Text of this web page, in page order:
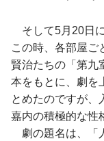
そして5月20日
この時、各部屋ご
賢治たちの「第九
本をもとに、劇を
とめたのですが、
嘉内の積極的な性
劇の題名は、「